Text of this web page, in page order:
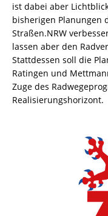
ist dabei aber
bisherigen Planungen
Straßen.NRW
lassen aber den
Stattdessen soll die
Ratingen und
Zuge des
Realisierungshorizont.